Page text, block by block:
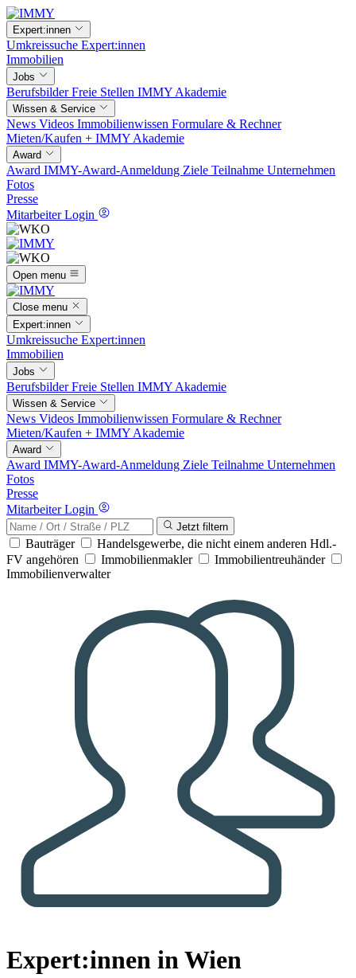
Expert:innen
Umkreissuche Expert:innen
Immobilien
Jobs
BerufsbilderFreie Stellen IMMY Akademie
Wissen & Service
News Videos Immobilienwissen Formulare & Rechner
Mieten/Kaufen + IMMY Akademie
Award
Award IMMY-Award-Anmeldung Ziele Teilnahme Unternehmen
Fotos
Presse
Mitarbeiter Login
Open menu
Close menu
Expert:innen
Umkreissuche Expert:innen
Immobilien
Jobs
BerufsbilderFreie Stellen IMMY Akademie
Wissen & Service
News Videos Immobilienwissen Formulare & Rechner
Mieten/Kaufen + IMMY Akademie
Award
Award IMMY-Award-Anmeldung Ziele Teilnahme Unternehmen
Fotos
Presse
Mitarbeiter Login
Jetzt filtern
Bauträger
Handelsgewerbe, die nicht einem anderen Hdl.-
FV angehören
Immobilienmakler
Immobilientreuhänder
Immobilienverwalter
Expert:innen in Wien